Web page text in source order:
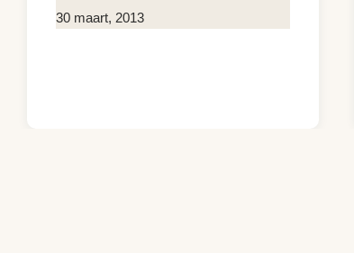
Door
30 maart, 2013